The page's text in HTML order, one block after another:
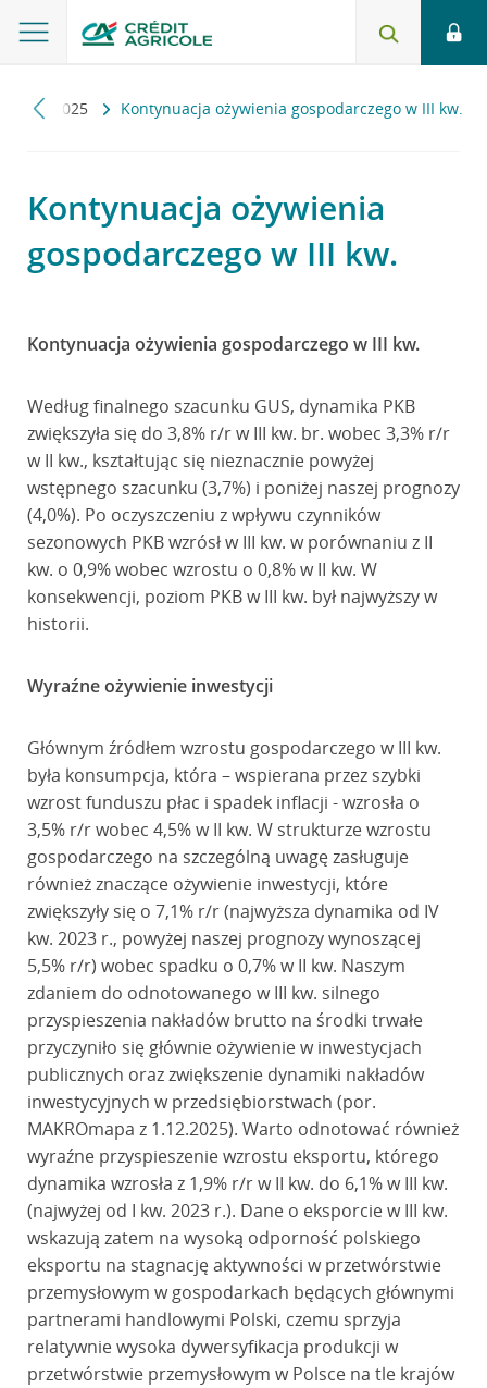
2025 Kontynuacja ożywienia gospodarczego w III kw.
Kontynuacja ożywienia
gospodarczego w III kw.
Kontynuacja ożywienia gospodarczego w III kw.
Według finalnego szacunku GUS, dynamika PKB
zwiększyła się do 3,8% r/r w III kw. br. wobec 3,3% r/r
w II kw., kształtując się nieznacznie powyżej
wstępnego szacunku (3,7%) i poniżej naszej prognozy
(4,0%). Po oczyszczeniu z wpływu czynników
sezonowych PKB wzrósł w III kw. w porównaniu z II
kw. o 0,9% wobec wzrostu o 0,8% w II kw. W
konsekwencji, poziom PKB w III kw. był najwyższy w
historii.
Wyraźne ożywienie inwestycji
Głównym źródłem wzrostu gospodarczego w III kw.
była konsumpcja, która – wspierana przez szybki
wzrost funduszu płac i spadek inflacji - wzrosła o
3,5% r/r wobec 4,5% w II kw. W strukturze wzrostu
gospodarczego na szczególną uwagę zasługuje
również znaczące ożywienie inwestycji, które
zwiększyły się o 7,1% r/r (najwyższa dynamika od IV
kw. 2023 r., powyżej naszej prognozy wynoszącej
5,5% r/r) wobec spadku o 0,7% w II kw. Naszym
zdaniem do odnotowanego w III kw. silnego
przyspieszenia nakładów brutto na środki trwałe
przyczyniło się głównie ożywienie w inwestycjach
publicznych oraz zwiększenie dynamiki nakładów
inwestycyjnych w przedsiębiorstwach (por.
MAKROmapa z 1.12.2025). Warto odnotować również
wyraźne przyspieszenie wzrostu eksportu, którego
dynamika wzrosła z 1,9% r/r w II kw. do 6,1% w III kw.
(najwyżej od I kw. 2023 r.). Dane o eksporcie w III kw.
wskazują zatem na wysoką odporność polskiego
eksportu na stagnację aktywności w przetwórstwie
przemysłowym w gospodarkach będących głównymi
partnerami handlowymi Polski, czemu sprzyja
relatywnie wysoka dywersyfikacja produkcji w
przetwórstwie przemysłowym w Polsce na tle krajów